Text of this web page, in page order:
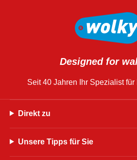
Designed for
Seit 40 Jahren Ihr Spezialist für
Direkt zu
Unsere Tipps für Sie